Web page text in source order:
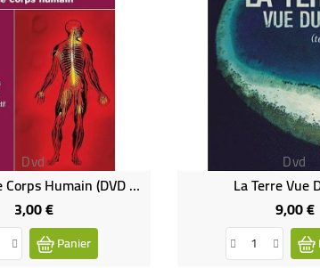
Dvd
E M6 N°6 Le Corps Humain (DVD Occasion)
3,00 €Prix
Panier
Dvd
La Terre Vue
9,00 €